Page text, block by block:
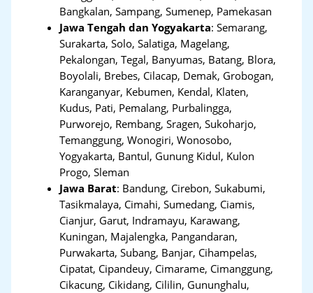
Bangkalan, Sampang, Sumenep, Pamekasan
Jawa Tengah dan Yogyakarta:Semarang,
Surakarta, Solo, Salatiga, Magelang,
Pekalongan, Tegal, Banyumas, Batang, Blora,
Boyolali, Brebes, Cilacap, Demak, Grobogan,
Karanganyar, Kebumen, Kendal, Klaten,
Kudus, Pati, Pemalang, Purbalingga,
Purworejo, Rembang, Sragen, Sukoharjo,
Temanggung, Wonogiri, Wonosobo,
Yogyakarta, Bantul, Gunung Kidul, Kulon
Progo, Sleman
Jawa Barat: Bandung, Cirebon, Sukabumi,
Tasikmalaya, Cimahi, Sumedang, Ciamis,
Cianjur, Garut, Indramayu, Karawang,
Kuningan, Majalengka, Pangandaran,
Purwakarta, Subang, Banjar, Cihampelas,
Cipatat, Cipandeuy, Cimarame, Cimanggung,
Cikacung, Cikidang, Cililin, Gununghalu,